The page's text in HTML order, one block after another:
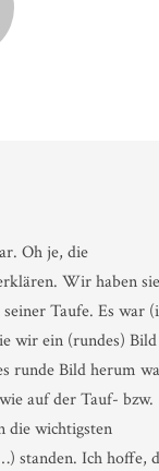
Oh je, die
Wir haben sie
Taufe. Es war
wir ein (rundes)
runde Bild herum
auf der Tauf- bzw.
die wichtigsten
standen. Ich hoffe,